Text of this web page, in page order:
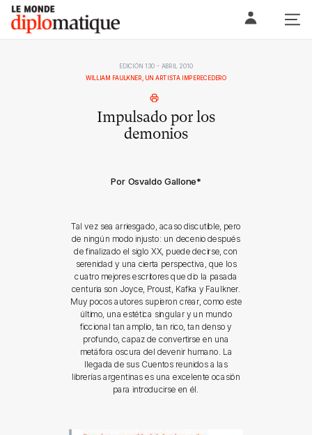
Skip
content
Le monde diplomatique
EDICIÓN 130 - ABRIL 2010
WILLIAM FAULKNER, UN ARTISTA IMPERECEDERO
Impulsado por los
demonios
Por Osvaldo Gallone*
Tal vez sea arriesgado, acaso discutible, pero
de ningún modo injusto: un decenio después
de finalizado el siglo XX, puede decirse, con
serenidad y una cierta perspectiva, que los
cuatro mejores escritores que dio la pasada
centuria son Joyce, Proust, Kafka y Faulkner.
Muy pocos autores supieron crear, como este
último, una estética singular y un mundo
ficcional tan amplio, tan rico, tan denso y
profundo, capaz de convertirse en una
metáfora oscura del devenir humano. La
llegada de sus Cuentos reunidos a las
librerías argentinas es una excelente ocasión
para introducirse en él.